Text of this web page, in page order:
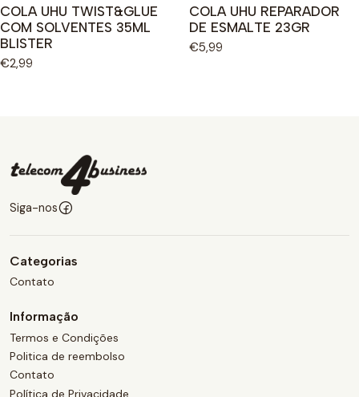
COLA UHU TWIST&GLUE
COM SOLVENTES 35ML
BLISTER
€2,99
COLA UHU REPARADOR
DE ESMALTE 23GR
€5,99
Siga-nos
Categorias
Contato
Informação
Termos e Condições
Politica de reembolso
Contato
Política de Privacidade